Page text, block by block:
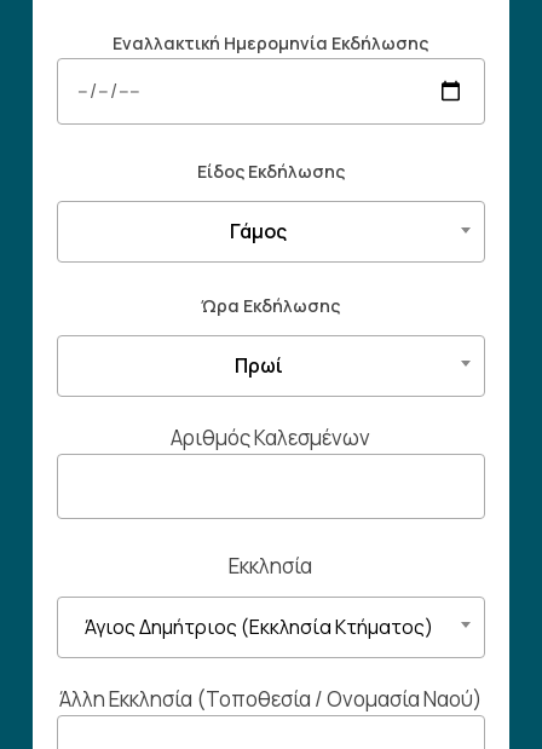
Εναλλακτική Ημερομηνία Εκδήλωσης
Είδος Εκδήλωσης
Γάμος
Ώρα Εκδήλωσης
Πρωί
Αριθμός Καλεσμένων
Εκκλησία
Άγιος Δημήτριος (Εκκλησία Κτήματος)
Άλλη Εκκλησία (Τοποθεσία / Ονομασία Ναού)